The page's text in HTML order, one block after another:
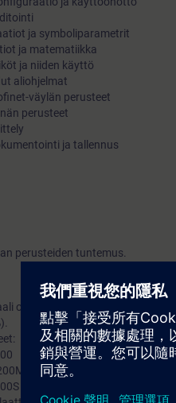
ja symboliparametrit
ja matematiikka
ja niiden käyttö
aliohjelmat
väylän perusteet
perusteet
ja tallennus
perusteiden tuntemus.
on suomeksi ja jaetaan